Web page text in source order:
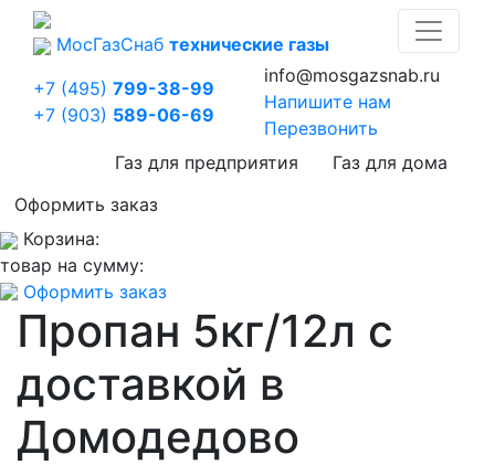
МосГазСнаб технические газы
+7 (495) 799-38-99
+7 (903) 589-06-69
info@mosgazsnab.ru
Напишите нам
Перезвонить
Газ для предприятия
Газ для дома
Оформить заказ
Корзина:
товар на сумму:
Оформить заказ
Пропан 5кг/12л с
доставкой в
Домодедово